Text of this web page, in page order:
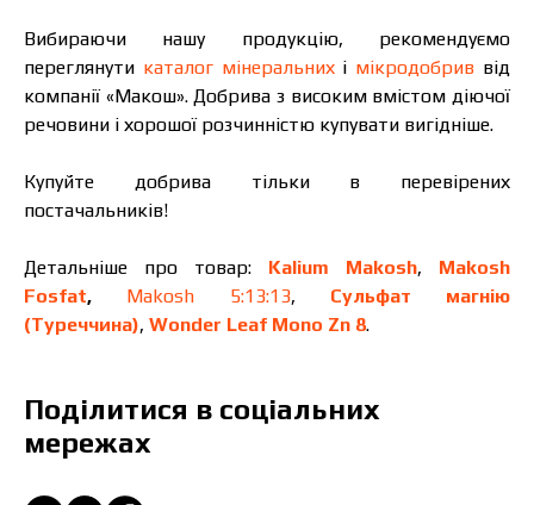
Вибираючи нашу продукцію, рекомендуємо
переглянути каталог мінеральнихі мікродобрив від
компанії «Макош». Добрива з високим вмістом діючої
речовини і хорошої розчинністю купувати вигідніше.
Купуйте добрива тільки в перевірених
постачальників!
Детальніше про товар: Kalium Makosh, Makosh
Fosfat, Makosh 5:13:13, Сульфат магнію
(Туреччина), Wonder Leaf Mono Zn 8.
Поділитися в соціальних
мережах